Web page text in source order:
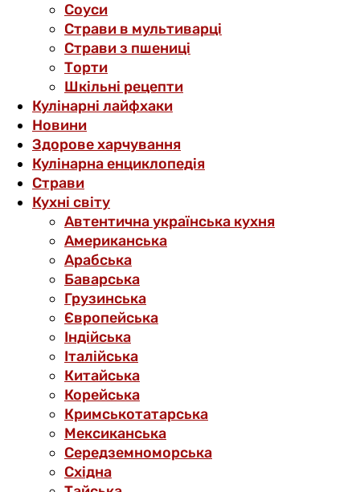
Соуси
Страви в мультиварці
Страви з пшениці
Торти
Шкільні рецепти
Кулінарні лайфхаки
Новини
Здорове харчування
Кулінарна енциклопедія
Страви
Кухні світу
Автентична українська кухня
Американська
Арабська
Баварська
Грузинська
Європейська
Індійська
Італійська
Китайська
Корейська
Кримськотатарська
Мексиканська
Середземноморська
Східна